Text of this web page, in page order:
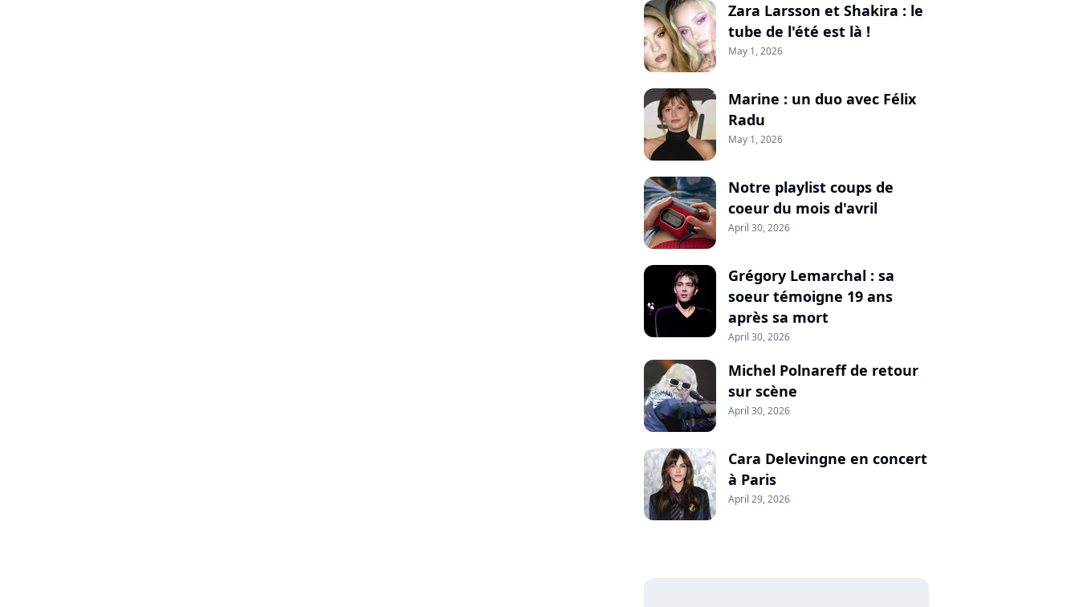
Zara Larsson et Shakira : le
tube de l'été est là !
May 1, 2026
Marine : un duo avec Félix
Radu
May 1, 2026
Notre playlist coups de
coeur du mois d'avril
April 30, 2026
Grégory Lemarchal : sa
soeur témoigne 19 ans
après sa mort
April 30, 2026
Michel Polnareff de retour
sur scène
April 30, 2026
Cara Delevingne en concert
à Paris
April 29, 2026